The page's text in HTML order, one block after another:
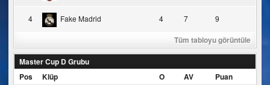
4 Fake Madrid 4 7 9
Tüm tabloyu görüntüle
Master Cup D Grubu
Pos
Klüp O AV Puan